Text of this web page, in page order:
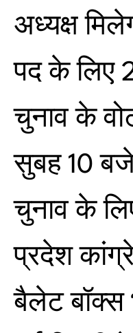
अध्यक्ष
पद के लिए
चुनाव के
सुबह 10
चुनाव के
प्रदेश
बैलेट